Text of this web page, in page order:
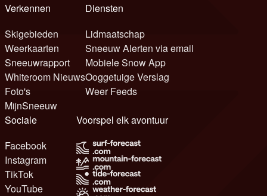
Verkennen
Skigebieden
Weerkaarten
Sneeuwrapport
Whiteroom Nieuws
Foto's
MijnSneeuw
Diensten
Lidmaatschap
Sneeuw Alerten via email
Mobiele Snow App
Ooggetuige Verslag
Weer Feeds
Sociale
Facebook
Instagram
TikTok
YouTube
Voorspel elk avontuur